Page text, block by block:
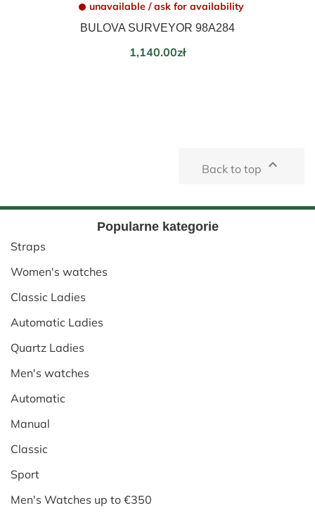
unavailable / ask for availability
BULOVA SURVEYOR 98A284
Price
1,140.00zł
Back to top 
Popularne kategorie
Straps
Women's watches
Classic Ladies
Automatic Ladies
Quartz Ladies
Men's watches
Automatic
Manual
Classic
Sport
Men's Watches up to €350